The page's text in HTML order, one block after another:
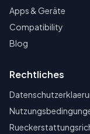
Apps & Geräte
Compatibility
Blog
Rechtliches